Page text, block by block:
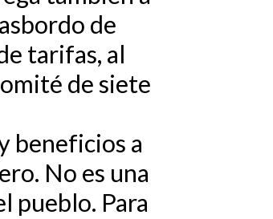
de
tarifas, al
de siete
beneficios a
No es una
pueblo. Para